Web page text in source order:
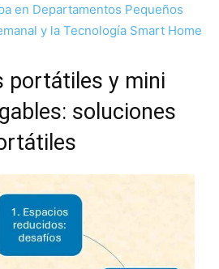
en Departamentos Pequeños
y la Tecnología Smart Home
portátiles y mini
soluciones